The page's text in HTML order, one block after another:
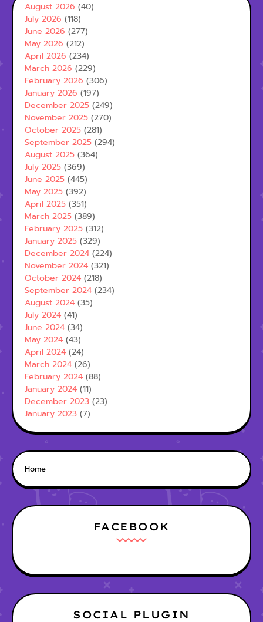
August 2026 (40)
July 2026 (118)
June 2026 (277)
May 2026 (212)
April 2026 (234)
March 2026 (229)
February 2026 (306)
January 2026 (197)
December 2025 (249)
November 2025 (270)
October 2025 (281)
September 2025 (294)
August 2025 (364)
July 2025 (369)
June 2025 (445)
May 2025 (392)
April 2025 (351)
March 2025 (389)
February 2025 (312)
January 2025 (329)
December 2024 (224)
November 2024 (321)
October 2024 (218)
September 2024 (234)
August 2024 (35)
July 2024 (41)
June 2024 (34)
May 2024 (43)
April 2024 (24)
March 2024 (26)
February 2024 (88)
January 2024 (11)
December 2023 (23)
January 2023 (7)
Home
FACEBOOK
SOCIAL PLUGIN